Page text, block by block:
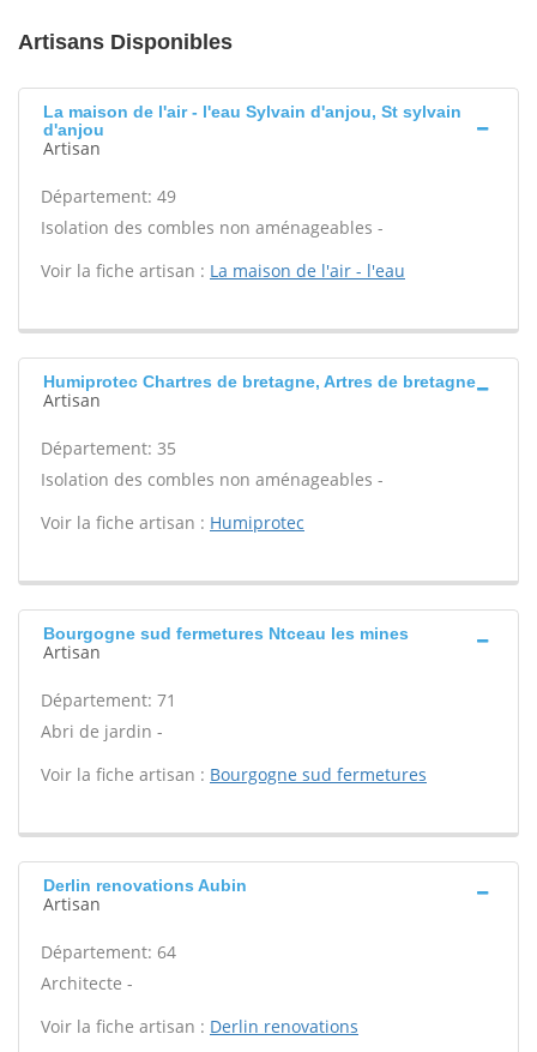
Artisans Disponibles
La maison de l'air - l'eau Sylvain d'anjou, St sylvain
d'anjou
Artisan
Département: 49
Isolation des combles non aménageables -
Voir la fiche artisan : La maison de l'air - l'eau
Humiprotec Chartres de bretagne, Artres de bretagne
Artisan
Département: 35
Isolation des combles non aménageables -
Voir la fiche artisan : Humiprotec
Bourgogne sud fermetures Ntceau les mines
Artisan
Département: 71
Abri de jardin -
Voir la fiche artisan : Bourgogne sud fermetures
Derlin renovations Aubin
Artisan
Département: 64
Architecte -
Voir la fiche artisan : Derlin renovations